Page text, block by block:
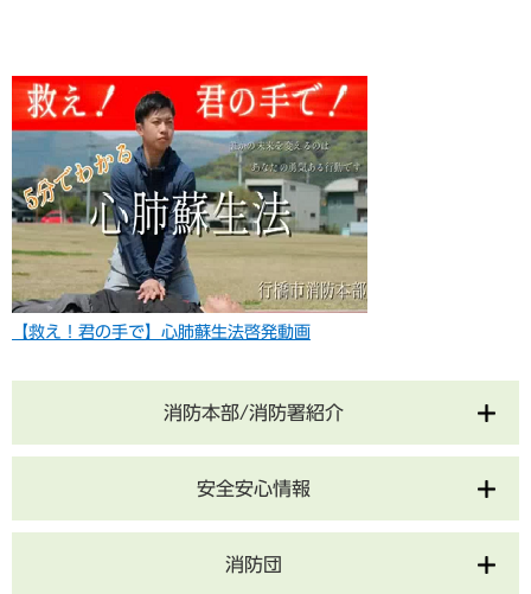
【救え！君の手で】心肺蘇生法啓発動画
消防本部/消防署紹介
安全安心情報
消防団